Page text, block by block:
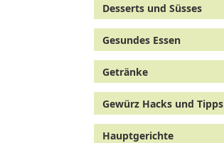
Desserts und Süsses
Gesundes Essen
Getränke
Gewürz Hacks und Tipps
Hauptgerichte